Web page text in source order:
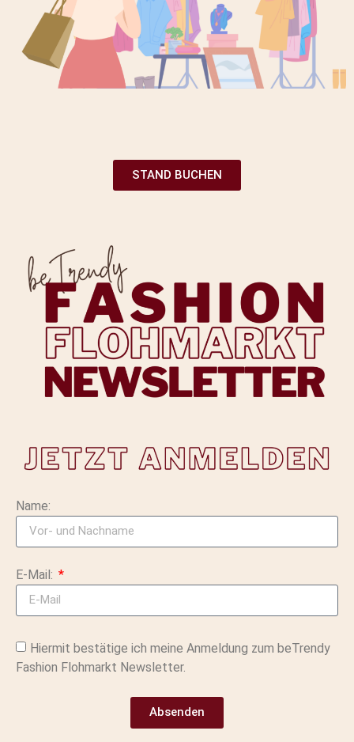
STAND BUCHEN
Name:
E-Mail:
Hiermit bestätige ich meine Anmeldung zum beTrendy
Fashion Flohmarkt Newsletter.
Absenden